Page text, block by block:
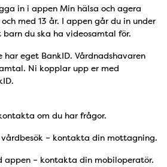
in i appen Min hälsa och agera
med 13 år. I appen går du in under
barn du ska ha videosamtal för.
har eget BankID. Vårdnadshavaren
Ni kopplar upp er med
om du har frågor.
– kontakta din mottagning.
appen – kontakta din mobiloperatör.